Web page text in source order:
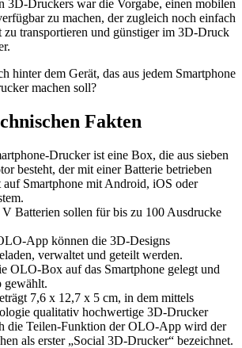
3D-Druckers war die Vorgabe, einen mobilen
zu machen, der zugleich noch einfach
zu transportieren und günstiger im 3D-Druck
hinter dem Gerät, das aus jedem Smartphone
machen soll?
Fakten
Drucker ist eine Box, die aus sieben
besteht, der mit einer Batterie betrieben
Smartphone mit Android, iOS oder
Batterien sollen für bis zu 100 Ausdrucke
App können die 3D-Designs
verwaltet und geteilt werden.
OLO-Box auf das Smartphone gelegt und
gewählt.
7,6 x 12,7 x 5 cm, in dem mittels
qualitativ hochwertige 3D-Drucker
die Teilen-Funktion der OLO-App wird der
als erster „Social 3D-Drucker“ bezeichnet.